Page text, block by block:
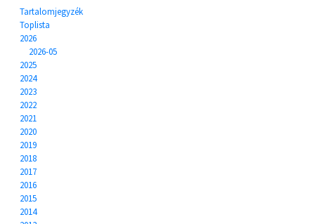
Tartalomjegyzék
Toplista
2026
2026-05
2025
2024
2023
2022
2021
2020
2019
2018
2017
2016
2015
2014